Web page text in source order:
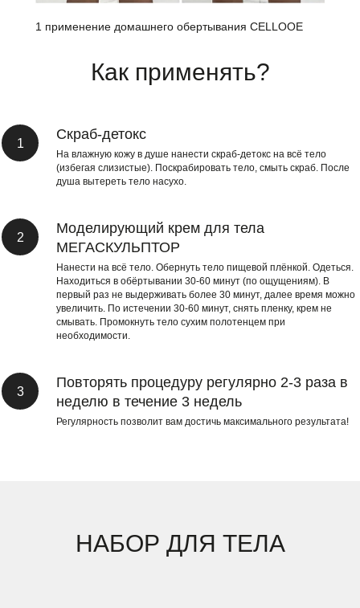
1 применение домашнего обертывания CELLOOE
Как применять?
Скраб-детокс
На влажную кожу в душе нанести скраб-детокс на всё тело
(избегая слизистые). Поскрабировать тело, смыть скраб. После
душа вытереть тело насухо.
Моделирующий крем для тела
МЕГАСКУЛЬПТОР
Нанести на всё тело. Обернуть тело пищевой плёнкой. Одеться.
Находиться в обёртывании 30-60 минут (по ощущениям). В
первый раз не выдерживать более 30 минут, далее время можно
увеличить. По истечении 30-60 минут, снять пленку, крем не
смывать. Промокнуть тело сухим полотенцем при
необходимости.
Повторять процедуру регулярно 2-3 раза в
неделю в течение 3 недель
Регулярность позволит вам достичь максимального результата!
НАБОР ДЛЯ ТЕЛА
Санкт- Петербург: +7 812 907 54 35
Telegram
Домашняя линия Блог